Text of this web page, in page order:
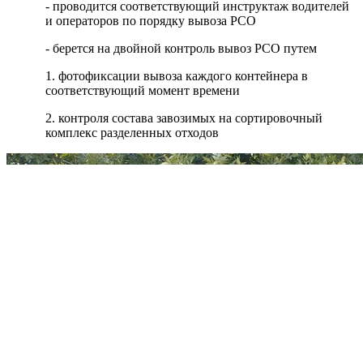
- проводится соответствующий инструктаж водителей
и операторов по порядку вывоза РСО
- берется на двойной контроль вывоз РСО путем
1. фотофиксации вывоза каждого контейнера в
соответствующий момент времени
2. контроля состава завозимых на сортировочный
комплекс разделенных отходов